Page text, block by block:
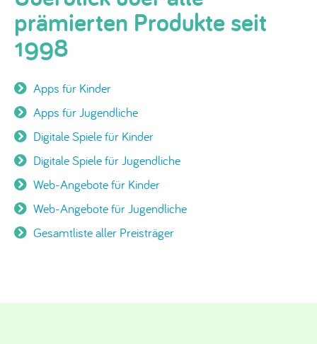
prämierten Produkte seit
1998
Apps für Kinder
Apps für Jugendliche
Digitale Spiele für Kinder
Digitale Spiele für Jugendliche
Web-Angebote für Kinder
Web-Angebote für Jugendliche
Gesamtliste aller Preisträger